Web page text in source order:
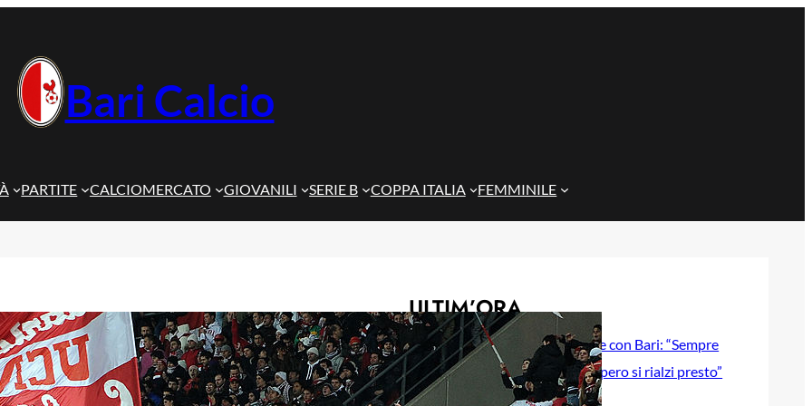
Bari Calcio
PARTITE CALCIOMERCATO GIOVANILI SERIE B COPPA ITALIA FEMMINILE
ULTIM’ORA
Gazzi e il legame con Bari: “Sempre
nel mio cuore, spero si rialzi presto”
29 Maggio 2026